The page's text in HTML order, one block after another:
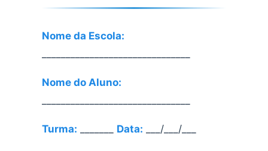
Nome da Escola:
Nome do Aluno:
Turma: Data: ___/___/___